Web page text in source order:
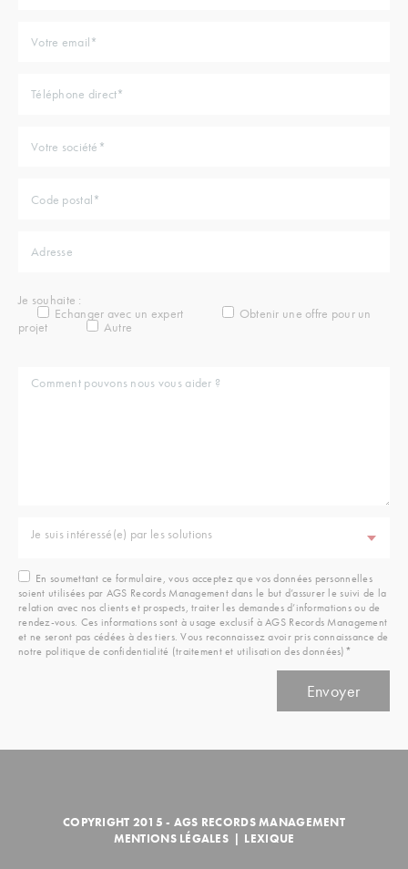
Je souhaite :
Echanger avec un expert
Obtenir une offre pour un
projet
Autre
Je suis intéressé(e) par les solutions
En soumettant ce formulaire, vous acceptez que vos données personnelles
soient utilisées par AGS Records Management dans le but d’assurer le suivi de la
relation avec nos clients et prospects, traiter les demandes d’informations ou de
rendez-vous. Ces informations sont à usage exclusif à AGS Records Management
et ne seront pas cédées à des tiers. Vous reconnaissez avoir pris connaissance de
notre politique de confidentialité (traitement et utilisation des données)*
COPYRIGHT 2015 - AGS RECORDS MANAGEMENT
MENTIONS LÉGALES | LEXIQUE